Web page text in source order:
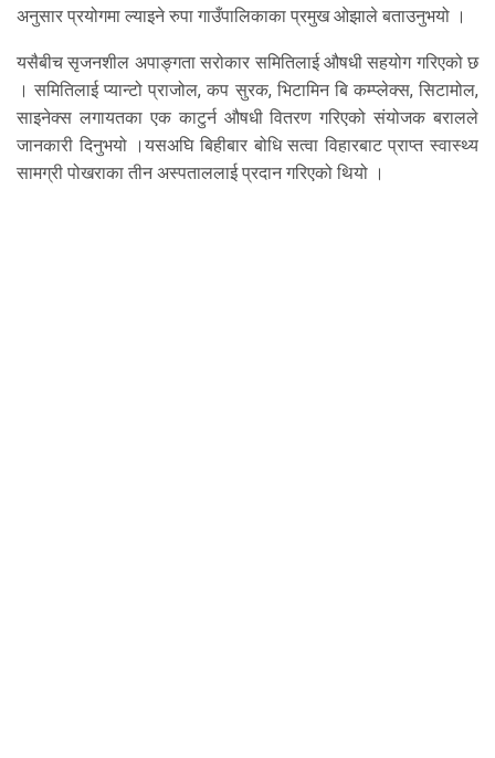
अनुसार प्रयोगमा ल्याइने रुपा गाउँपालिकाका प्रमुख ओझाले बताउनुभयो ।
यसैबीच सृजनशील अपाङ्गता सरोकार समितिलाई औषधी सहयोग गरिएको छ
। समितिलाई प्यान्टो प्राजोल, कप सुरक, भिटामिन बि कम्प्लेक्स, सिटामोल,
साइनेक्स लगायतका एक काटुर्न औषधी वितरण गरिएको संयोजक बरालले
जानकारी दिनुभयो ।यसअघि बिहीबार बोधि सत्वा विहारबाट प्राप्त स्वास्थ्य
सामग्री पोखराका तीन अस्पताललाई प्रदान गरिएको थियो ।